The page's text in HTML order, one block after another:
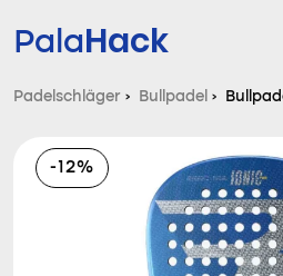
PalaHack
Fragen und
Vergleich
Padelschläger › Bullpadel ›
-12%